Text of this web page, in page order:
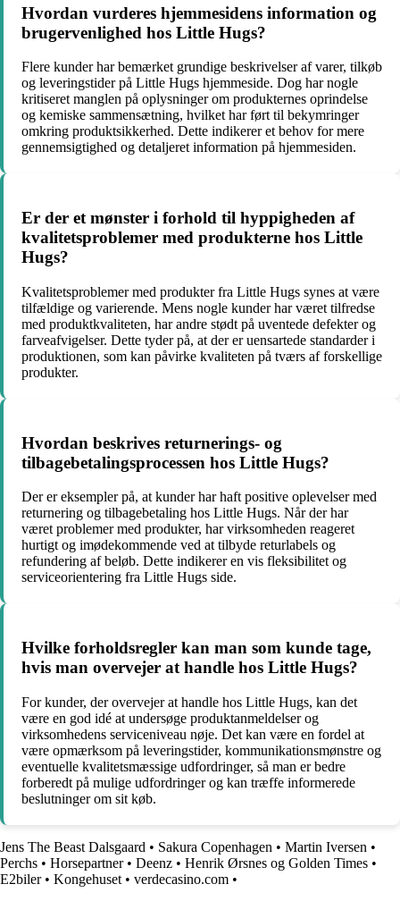
Hvordan vurderes hjemmesidens information og
brugervenlighed hos Little Hugs?
Flere kunder har bemærket grundige beskrivelser af varer, tilkøb
og leveringstider på Little Hugs hjemmeside. Dog har nogle
kritiseret manglen på oplysninger om produkternes oprindelse
og kemiske sammensætning, hvilket har ført til bekymringer
omkring produktsikkerhed. Dette indikerer et behov for mere
gennemsigtighed og detaljeret information på hjemmesiden.
Er der et mønster i forhold til hyppigheden af
kvalitetsproblemer med produkterne hos Little
Hugs?
Kvalitetsproblemer med produkter fra Little Hugs synes at være
tilfældige og varierende. Mens nogle kunder har været tilfredse
med produktkvaliteten, har andre stødt på uventede defekter og
farveafvigelser. Dette tyder på, at der er uensartede standarder i
produktionen, som kan påvirke kvaliteten på tværs af forskellige
produkter.
Hvordan beskrives returnerings- og
tilbagebetalingsprocessen hos Little Hugs?
Der er eksempler på, at kunder har haft positive oplevelser med
returnering og tilbagebetaling hos Little Hugs. Når der har
været problemer med produkter, har virksomheden reageret
hurtigt og imødekommende ved at tilbyde returlabels og
refundering af beløb. Dette indikerer en vis fleksibilitet og
serviceorientering fra Little Hugs side.
Hvilke forholdsregler kan man som kunde tage,
hvis man overvejer at handle hos Little Hugs?
For kunder, der overvejer at handle hos Little Hugs, kan det
være en god idé at undersøge produktanmeldelser og
virksomhedens serviceniveau nøje. Det kan være en fordel at
være opmærksom på leveringstider, kommunikationsmønstre og
eventuelle kvalitetsmæssige udfordringer, så man er bedre
forberedt på mulige udfordringer og kan træffe informerede
beslutninger om sit køb.
Jens The Beast Dalsgaard • Sakura Copenhagen • Martin Iversen •
Perchs • Horsepartner• Deenz • Henrik Ørsnes og Golden Times •
E2biler• Kongehuset • verdecasino.com •